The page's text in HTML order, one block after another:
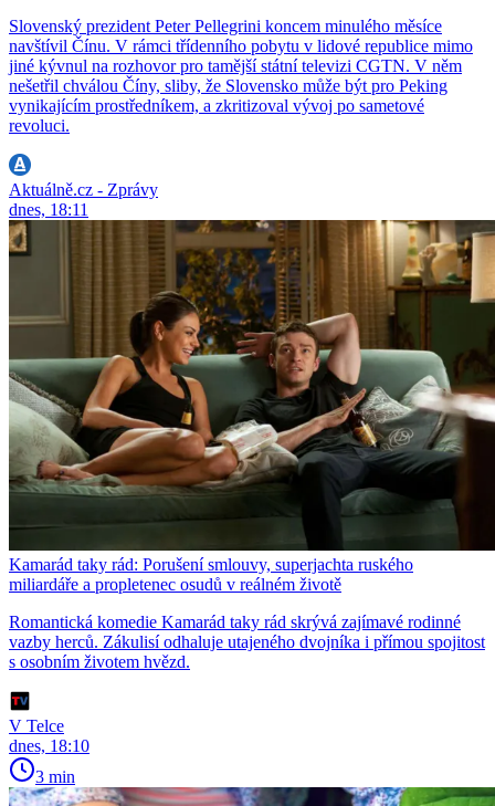
Slovenský prezident Peter Pellegrini koncem minulého měsíce
navštívil Čínu. V rámci třídenního pobytu v lidové republice mimo
jiné kývnul na rozhovor pro tamější státní televizi CGTN. V něm
nešetřil chválou Číny, sliby, že Slovensko může být pro Peking
vynikajícím prostředníkem, a zkritizoval vývoj po sametové
revoluci.
Aktuálně.cz - Zprávy
dnes, 18:11
Kamarád taky rád: Porušení smlouvy, superjachta ruského
miliardáře a propletenec osudů v reálném životě
Romantická komedie Kamarád taky rád skrývá zajímavé rodinné
vazby herců. Zákulisí odhaluje utajeného dvojníka i přímou spojitost
s osobním životem hvězd.
V Telce
dnes, 18:10
3 min